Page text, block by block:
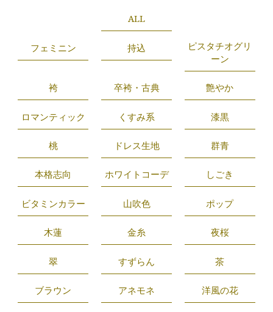
ALL
フェミニン 持込
ピスタチオグリ
ーン
袴 卒袴・古典 艶やか
ロマンティック くすみ系 漆黒
桃 ドレス生地 群青
本格志向 ホワイトコーデ しごき
ビタミンカラー 山吹色 ポップ
木蓮 金糸 夜桜
翠 すずらん 茶
ブラウン アネモネ 洋風の花